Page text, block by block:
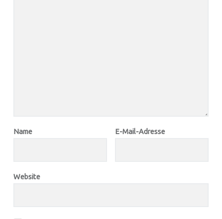
Name E-Mail-Adresse
Website